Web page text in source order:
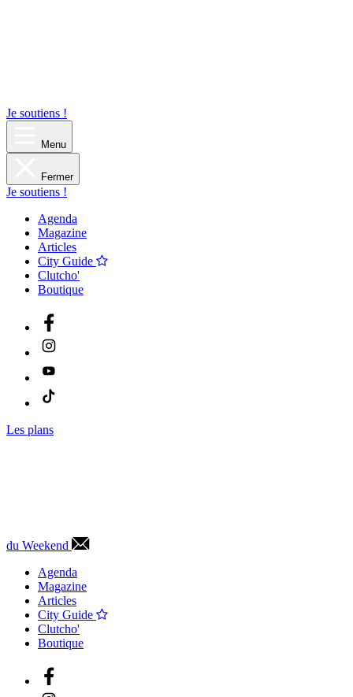
Je soutiens !
Menu
Fermer
Je soutiens !
Agenda
Magazine
Articles
City Guide
Clutcho'
Boutique
Les plans
du Weekend
Agenda
Magazine
Articles
City Guide
Clutcho'
Boutique